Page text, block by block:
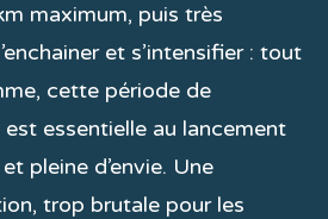
maximum, puis très
et s’intensifier : tout
cette période de
essentielle au lancement
pleine d’envie. Une
trop brutale pour les